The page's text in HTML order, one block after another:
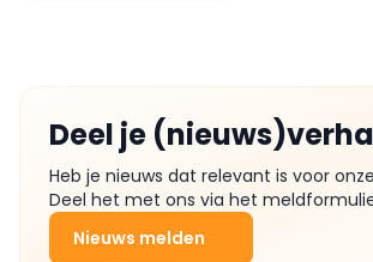
Deel je
Heb je nieuws dat relevant is voor
Deel het met ons via het
Nieuws melden